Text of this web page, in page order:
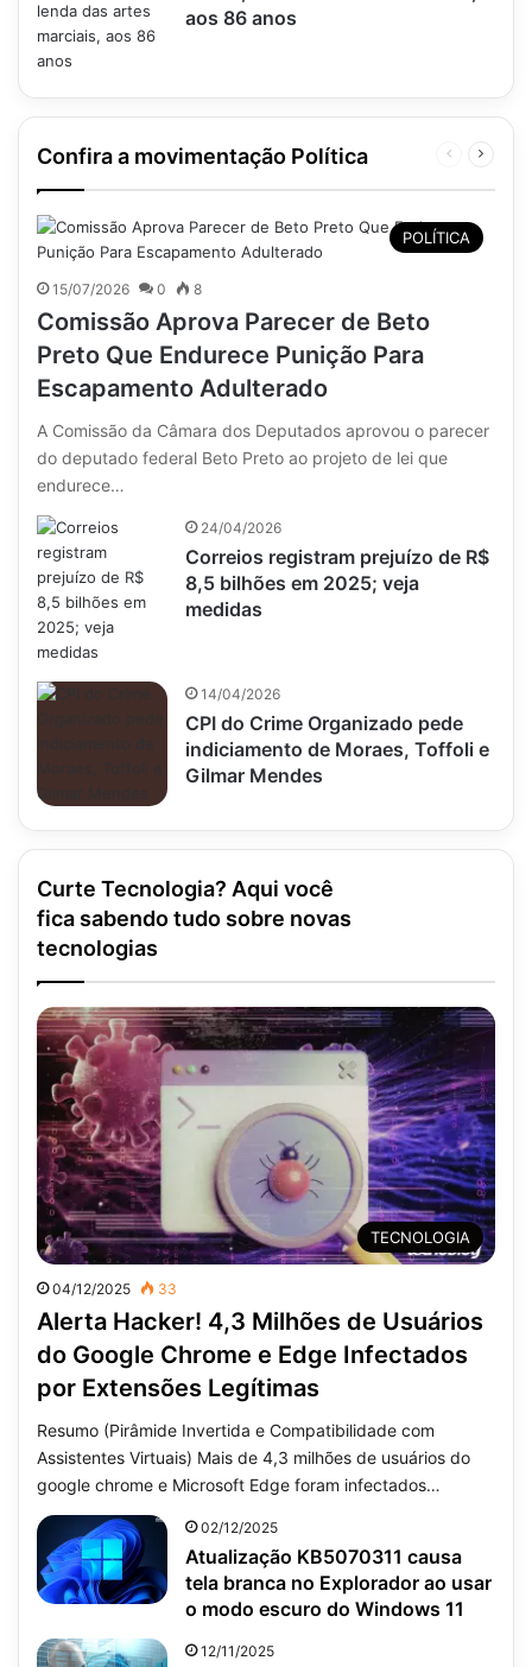
aos 86 anos
Confira a movimentação Política
Página
POLÍTICA
15/07/2026 0 8
Comissão Aprova Parecer de Beto
Preto Que Endurece Punição Para
Escapamento Adulterado
A Comissão da Câmara dos Deputados aprovou o parecer
do deputado federal Beto Preto ao projeto de lei que
endurece…
24/04/2026
Correios registram prejuízo de R$
8,5 bilhões em 2025; veja
medidas
14/04/2026
CPI do Crime Organizado pede
indiciamento de Moraes, Toffoli e
Gilmar Mendes
Curte Tecnologia? Aqui você
fica sabendo tudo sobre novas
tecnologias
TECNOLOGIA
04/12/2025 33
Alerta Hacker! 4,3 Milhões de Usuários
do Google Chrome e Edge Infectados
por Extensões Legítimas
Resumo (Pirâmide Invertida e Compatibilidade com
Assistentes Virtuais) Mais de 4,3 milhões de usuários do
google chrome e Microsoft Edge foram infectados…
02/12/2025
Atualização KB5070311 causa
tela branca no Explorador ao usar
o modo escuro do Windows 11
12/11/2025